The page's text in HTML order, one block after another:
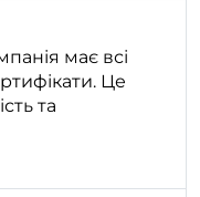
має всі
Це
та